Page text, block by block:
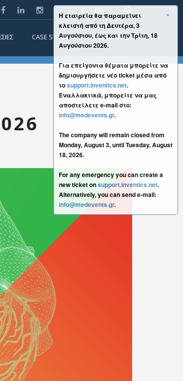
CASE STUDIES ΕΠΙΚΟΙΝΩΝΙΑ
EL EN ×
Η εταιρεία θα παραμείνει
κλειστή από τη Δευτέρα, 3
Αυγούστου, έως και την Τρίτη, 18
Αυγούστου 2026.
Για επείγοντα θέματα μπορείτε να
δημιουργήσετε νέο ticket μέσα από
τοsupport.inventics.net.
Εναλλακτικά, μπορείτε να μας
αποστείλετε e-mail στο:
info@medevents.gr.
The company will remain closed from
Monday, August 3, until Tuesday, August
18, 2026.
For any emergency you can create a
new ticket onsupport.inventics.net.
Alternatively, you can send e-mail:
info@medevents.gr.